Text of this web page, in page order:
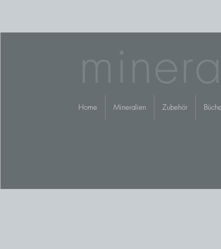
Home Mineralien Zubehör